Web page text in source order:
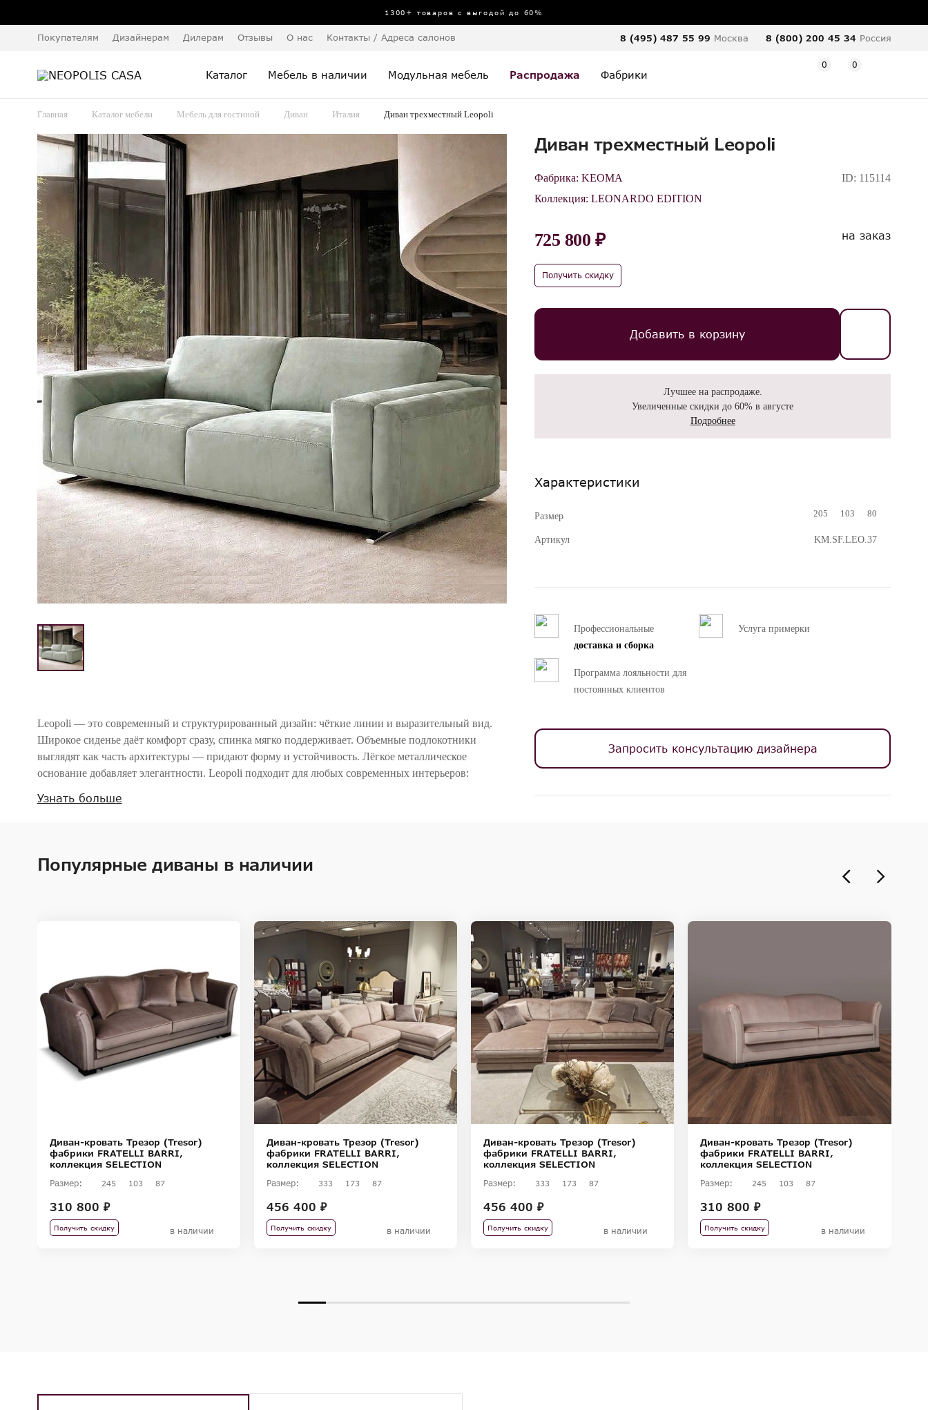
1300+ товаров с выгодой до 60%
Покупателям Дизайнерам Дилерам Отзывы О нас Контакты / Адреса салонов 8 (495) 487 55 99 Москва 8 (800) 200 45 34 Россия
Каталог Мебель в наличии Модульная мебель Распродажа Фабрики
0 0
Главная Каталог мебели Мебель для гостиной Диван Италия Диван трехместный Leopoli
Leopoli — это современный и структурированный дизайн: чёткие линии и выразительный вид.
Широкое сиденье даёт комфорт сразу, спинка мягко поддерживает. Объемные подлокотники
выглядят как часть архитектуры — придают форму и устойчивость. Лёгкое металлическое
основание добавляет элегантности. Leopoli подходит для любых современных интерьеров:
Узнать больше
Диван трехместный Leopoli
Фабрика: KEOMA
Коллекция: LEONARDO EDITION
ID: 115114
725 800 ₽
Получить скидку
на заказ
Добавить в корзину
Лучшее на распродаже.
Увеличенные скидки до 60% в августе
Подробнее
Характеристики
Размер 205 103 80
Артикул KM.SF.LEO.37
Профессиональные
доставка и сборка
Услуга примерки
Программа лояльности для
постоянных клиентов
Запросить консультацию дизайнера
Популярные диваны в наличии
Диван-кровать Трезор (Tresor)
фабрики FRATELLI BARRI,
коллекция SELECTION
Размер: 245 103 87
310 800 ₽
Получить скидку в наличии
Диван-кровать Трезор (Tresor)
фабрики FRATELLI BARRI,
коллекция SELECTION
Размер: 333 173 87
456 400 ₽
Получить скидку в наличии
Диван-кровать Трезор (Tresor)
фабрики FRATELLI BARRI,
коллекция SELECTION
Размер: 333 173 87
456 400 ₽
Получить скидку в наличии
Диван-кровать Трезор (Tresor)
фабрики FRATELLI BARRI,
коллекция SELECTION
Размер: 245 103 87
310 800 ₽
Получить скидку в наличии